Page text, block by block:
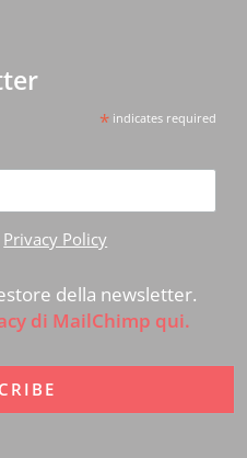
*indicates required
Privacy Policy
della newsletter.
di MailChimp qui.